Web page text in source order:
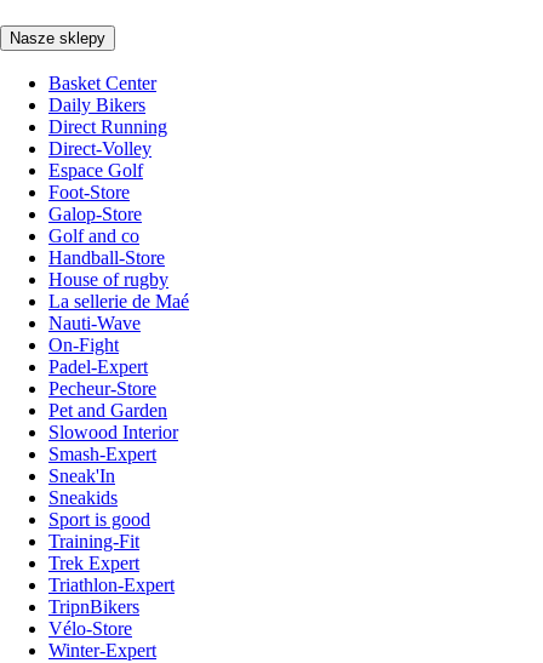
Nasze sklepy
Basket Center
Daily Bikers
Direct Running
Direct-Volley
Espace Golf
Foot-Store
Galop-Store
Golf and co
Handball-Store
House of rugby
La sellerie de Maé
Nauti-Wave
On-Fight
Padel-Expert
Pecheur-Store
Pet and Garden
Slowood Interior
Smash-Expert
Sneak'In
Sneakids
Sport is good
Training-Fit
Trek Expert
Triathlon-Expert
TripnBikers
Vélo-Store
Winter-Expert